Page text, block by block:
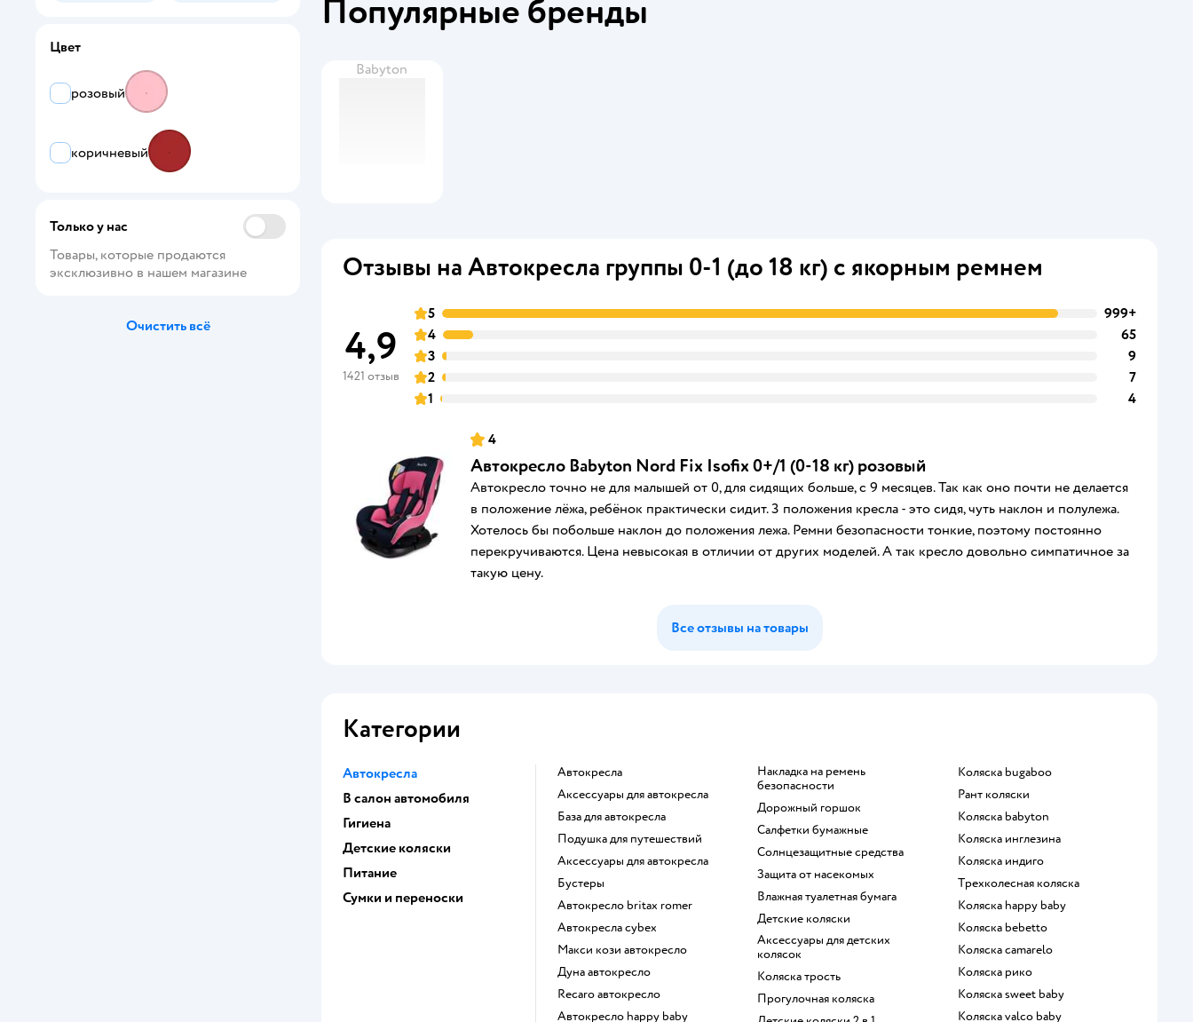
Популярные бренды
Babyton
Отзывы на Автокресла группы 0-1 (до 18 кг) с якорным ремнем
4,9
1421 отзыв
5
999+
4
65
3
9
2
7
1
4
4
Автокресло Babyton Nord Fix Isofix 0+/1 (0-18 кг) розовый
Автокресло точно не для малышей от 0, для сидящих больше, с 9 месяцев. Так как оно почти не делается
в положение лёжа, ребёнок практически сидит. 3 положения кресла - это сидя, чуть наклон и полулежа.
Хотелось бы побольше наклон до положения лежа. Ремни безопасности тонкие, поэтому постоянно
перекручиваются. Цена невысокая в отличии от других моделей. А так кресло довольно симпатичное за
такую цену.
Все отзывы на товары
Категории
Автокресла
В салон автомобиля
Гигиена
Детские коляски
Питание
Сумки и переноски
Автокресла
Аксессуары для автокресла
База для автокресла
Подушка для путешествий
Аксессуары для автокресла
Бустеры
Автокресло britax romer
Автокресла cybex
Макси кози автокресло
Дуна автокресло
Recaro автокресло
Автокресло happy baby
Накладка на ремень
безопасности
Дорожный горшок
Салфетки бумажные
Солнцезащитные средства
Защита от насекомых
Влажная туалетная бумага
Детские коляски
Аксессуары для детских
колясок
Коляска трость
Прогулочная коляска
Коляска bugaboo
Рант коляски
Коляска babyton
Коляска инглезина
Коляска индиго
Трехколесная коляска
Коляска happy baby
Коляска bebetto
Коляска camarelo
Коляска рико
Коляска sweet baby
Коляска valco baby
Цвет
розовый
коричневый
Только у нас
Товары, которые продаются
эксклюзивно в нашем магазине
Очистить всё